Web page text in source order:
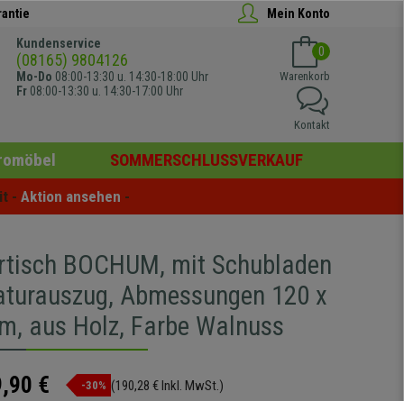
Mein Konto
Kundenservice
(08165) 9804126
Mo-Do 08:00-13:30 u. 14:30-18:00 Uhr
Fr 08:00-13:30 u. 14:30-17:00 Uhr
0
Warenkorb
Kontakt
SOMMERSCHLUSSVERKAUF
- Aktion ansehen -
BOCHUM, mit Schubladen
Abmessungen 120 x
aus Holz, Farbe Walnuss
€ -30% (190,28 € Inkl. MwSt.)